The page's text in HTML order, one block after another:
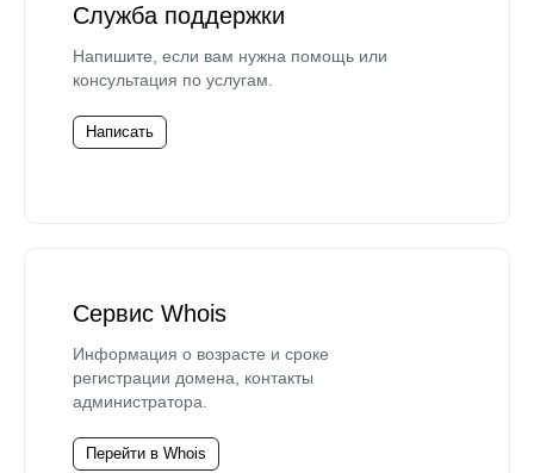
Служба поддержки
Напишите, если вам нужна помощь или
консультация по услугам.
Написать
Сервис Whois
Информация о возрасте и сроке
регистрации домена, контакты
администратора.
Перейти в Whois